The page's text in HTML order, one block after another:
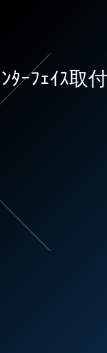
ｰﾌｪｲｽ取付